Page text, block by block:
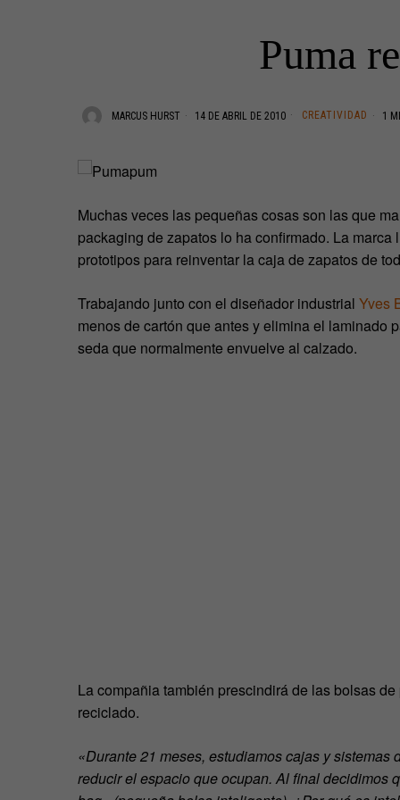
Puma
MARCUS HURST 14 DE ABRIL DE 2010 CREATIVIDAD 1
Muchas veces las pequeñas cosas son las que
packaging de zapatos lo ha confirmado. La
prototipos para reinventar la caja de zapatos de
Trabajando junto con el diseñador industrial Yves
menos de cartón que antes y elimina el laminado
seda que normalmente envuelve al calzado.
La compañia también prescindirá de las bolsas
reciclado.
«Durante 21 meses, estudiamos cajas y
reducir el espacio que ocupan. Al final decidimos